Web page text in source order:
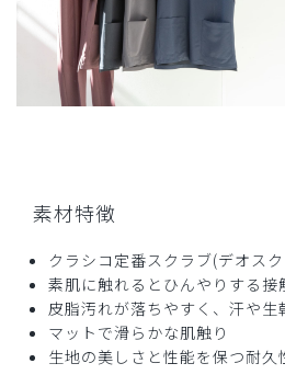
役に立った
年齢: 60代
サイズ感小さめ
ストレッチ感
厚さ とても薄い
ワンダフル
色ライラック、着心地よい、来やす
素材特徴
クラシコ定番スクラブ(デオス
素肌に触れるとひんやりする接
皮脂汚れが落ちやすく、汗や生
マットで滑らかな肌触り
生地の美しさと性能を保つ耐久